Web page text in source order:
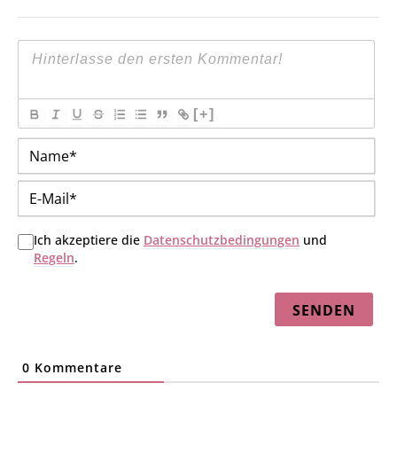
[+]
Ich akzeptiere die Datenschutzbedingungen und
Regeln.
0 Kommentare